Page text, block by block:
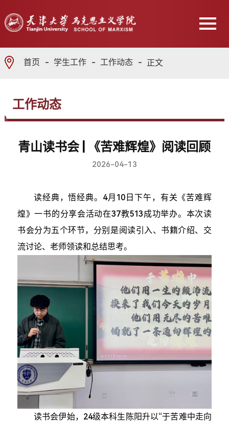
首页 学生工作 工作动态 正文
工作动态
青山读书会 | 《苦难辉煌》阅读回顾
2026-04-13
读经典，悟经典。4月10日下午，有关《苦难辉
煌》一书的分享会活动在37教513成功举办。本次读
书会分为五个环节，分别是阅读引入、书籍介绍、交
流讨论、老师领读和总结思考。
读书会伊始，24级本科生陈阳升以“于苦难中走向